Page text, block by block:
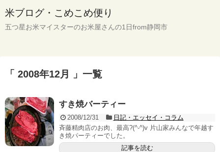
米ブログ・こめこめ便り
五つ星お米マイスターのお米屋さんの1日from静岡市
「 2008年12月 」一覧
すき焼バーティー
2008/12/31
日記・エッセイ・コラム
斉藤精肉店のお肉、最高?(^-^)v 片山家みんなで年越す
き焼パーティーでした。
記事を読む